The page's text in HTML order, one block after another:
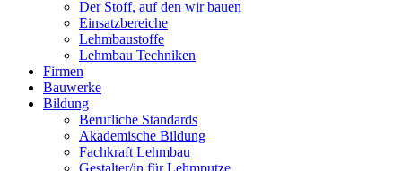
Der Stoff, auf den wir bauen
Einsatzbereiche
Lehmbaustoffe
Lehmbau Techniken
Firmen
Bauwerke
Bildung
Berufliche Standards
Akademische Bildung
Fachkraft Lehmbau
Gestalter/in für Lehmputze